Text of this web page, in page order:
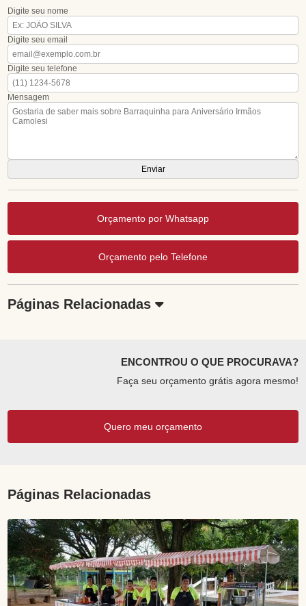
Digite seu nome
Digite seu email
Digite seu telefone
Mensagem
Orçamento por Whatsapp
Orçamento pelo Telefone
Páginas Relacionadas
ENCONTROU O QUE PROCURAVA?
Faça seu orçamento grátis agora mesmo!
Quero meu orçamento
Páginas Relacionadas